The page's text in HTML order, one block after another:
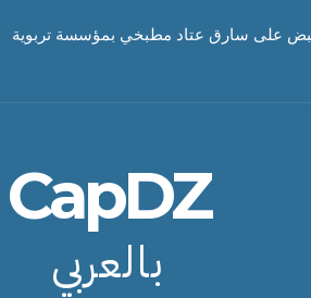
على سارق عتاد مطبخي بمؤسسة تربوية
CapDZ
بالعربي